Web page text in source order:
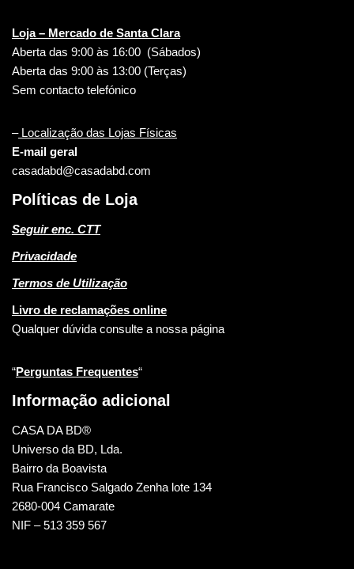
Loja – Mercado de Santa Clara
Aberta das 9:00 às 16:00 (Sábados)
Aberta das 9:00 às 13:00 (Terças)
Sem contacto telefónico
–Localização das Lojas Físicas
E-mail geral
casadabd@casadabd.com
Políticas de Loja
Seguir enc. CTT
Privacidade
Termos de Utilização
Livro de reclamações online
Qualquer dúvida consulte a nossa página
“Perguntas Frequentes“
Informação adicional
CASA DA BD®
Universo da BD, Lda.
Bairro da Boavista
Rua Francisco Salgado Zenha lote 134
2680-004 Camarate
NIF – 513 359 567